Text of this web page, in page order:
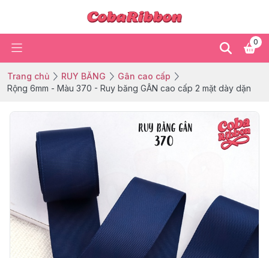
0
Trang chủ RUY BĂNG
Gân cao cấp
Rộng 6mm - Màu 370 - Ruy băng GÂN cao cấp 2 mặt dày dặn